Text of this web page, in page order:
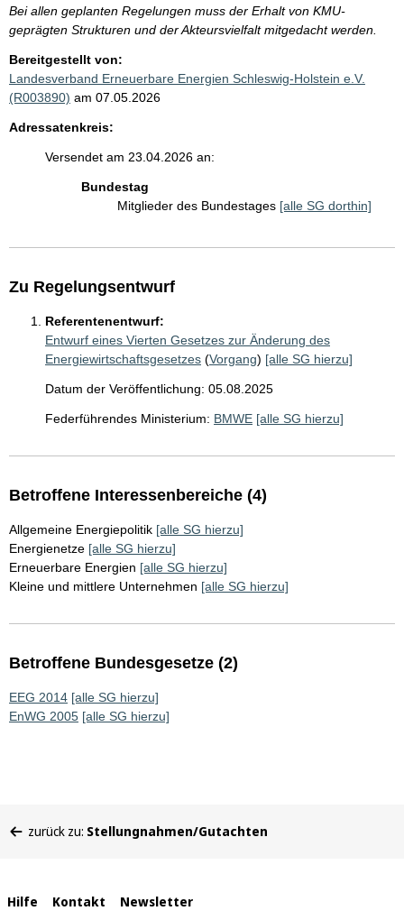
Bei allen geplanten Regelungen muss der Erhalt von KMU-
geprägten Strukturen und der Akteursvielfalt mitgedacht werden.
Bereitgestellt von:
Landesverband Erneuerbare Energien Schleswig-Holstein e.V.
(R003890) am 07.05.2026
Adressatenkreis:
Versendet am 23.04.2026 an:
Bundestag
Mitglieder des Bundestages [alle SG dorthin]
Zu Regelungsentwurf
Referentenentwurf:
Entwurf eines Vierten Gesetzes zur Änderung des
Energiewirtschaftsgesetzes (Vorgang) [alle SG hierzu]
Datum der Veröffentlichung: 05.08.2025
Federführendes Ministerium: BMWE [alle SG hierzu]
Betroffene Interessenbereiche (4)
Allgemeine Energiepolitik [alle SG hierzu]
Energienetze [alle SG hierzu]
Erneuerbare Energien [alle SG hierzu]
Kleine und mittlere Unternehmen [alle SG hierzu]
Betroffene Bundesgesetze (2)
EEG 2014 [alle SG hierzu]
EnWG 2005 [alle SG hierzu]
befinden
zurück zu: Stellungnahmen/Gutachten
Interne
Hilfe Kontakt Newsletter